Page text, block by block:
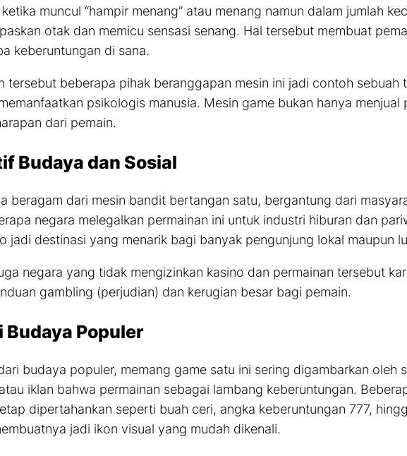
muncul “hampir menang” atau menang namun dalam jumlah
otak dan memicu sensasi senang. Hal tersebut membuat
keberuntungan di sana.
tersebut beberapa pihak beranggapan mesin ini jadi contoh sebuah
psikologis manusia. Mesin gamebukan hanya menjual
dari pemain.
Budaya dan Sosial
beragam dari mesin bandit bertangan satu, bergantung dari
negara melegalkan permainan ini untuk industri hiburan dan
jadi destinasi yang menarik bagi banyak pengunjung lokal maupun
negara yang tidak mengizinkan kasino dan permainan tersebut
gambling (perjudian) dan kerugian besar bagi pemain.
Budaya Populer
budaya populer, memang gamesatu ini sering digambarkan oleh
iklan bahwa permainan sebagai lambang keberuntungan.
dipertahankan seperti buah ceri, angka keberuntungan 777,
jadi ikon visual yang mudah dikenali.